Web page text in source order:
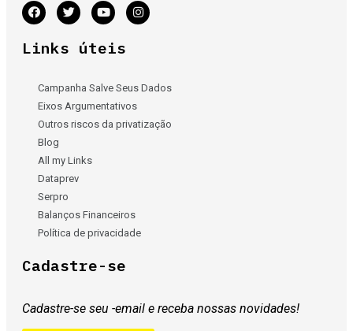
Links úteis
Campanha Salve Seus Dados
Eixos Argumentativos
Outros riscos da privatização
Blog
All my Links
Dataprev
Serpro
Balanços Financeiros
Política de privacidade
Cadastre-se
Cadastre-se seu -email e receba nossas novidades!